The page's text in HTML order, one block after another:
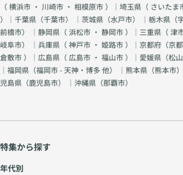
（横浜市 ・ 川崎市 ・ 相模原市）｜埼玉県（ さいたま
）｜千葉県（千葉市） ｜茨城県（水戸市） ｜栃木県（
前橋市） ｜静岡県（浜松市 ・ 静岡市）｜三重県（津
岐阜市） ｜兵庫県（神戸市 ・ 姫路市）｜京都府（京
倉敷市）｜広島県（ 広島市 ・ 福山市）｜愛媛県（松
｜福岡県（福岡市 - 天神・博多 他） ｜熊本県（熊本市
児島県（鹿児島市） ｜沖縄県（那覇市）
特集から探す
年代別